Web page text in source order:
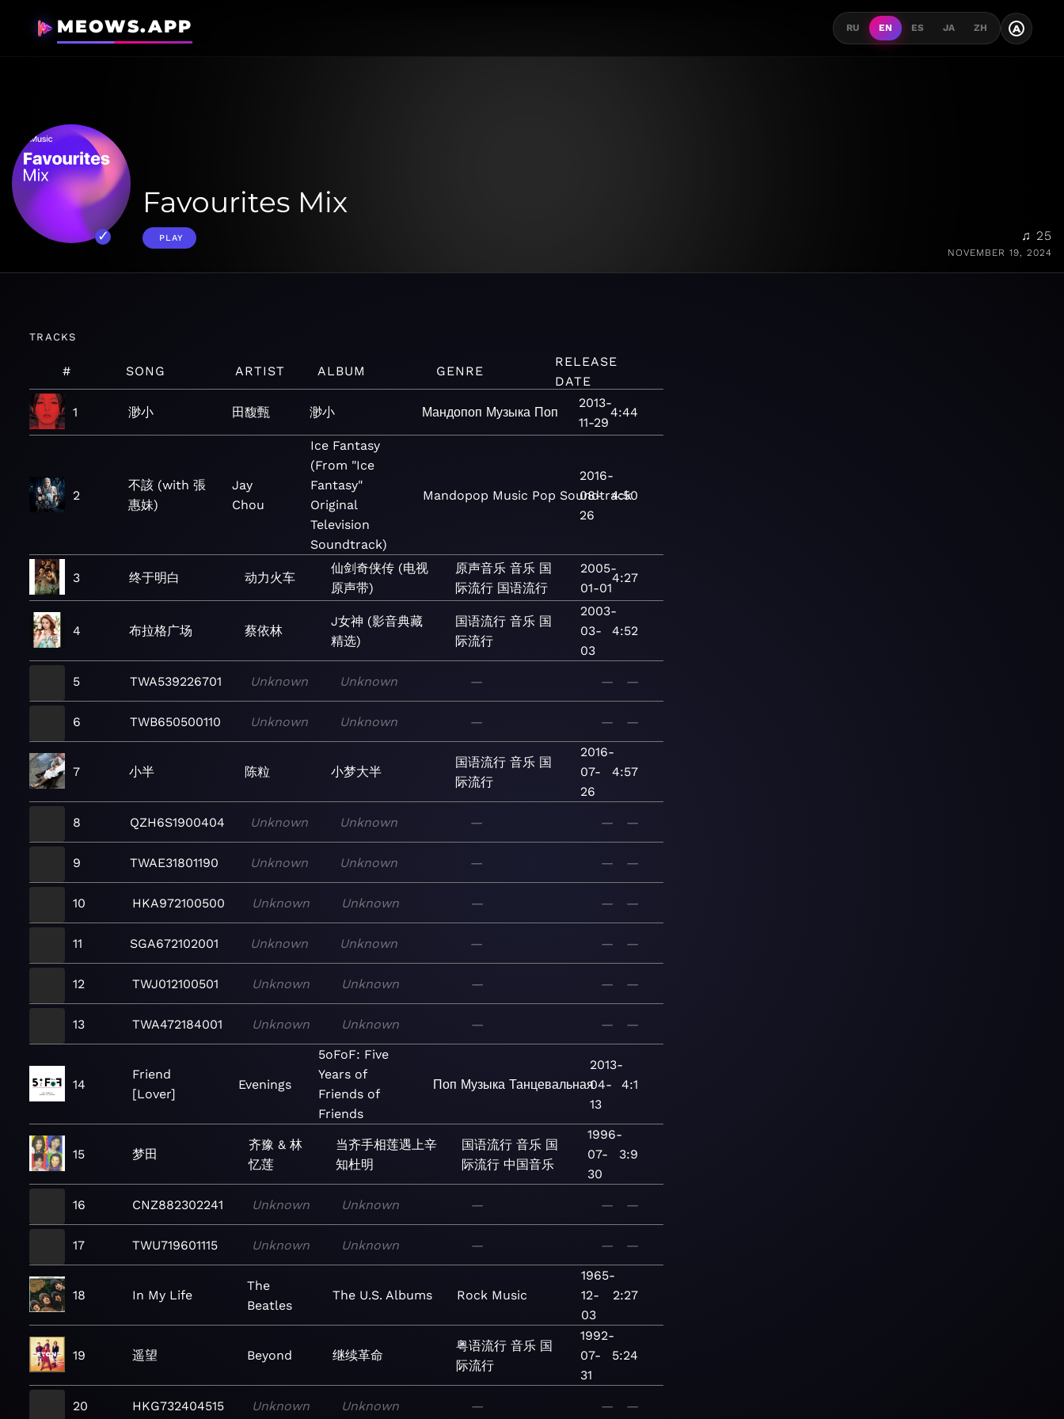
MEOWS.APP RU EN ES JA ZH A
Favourites Mix
PLAY ♫ 25
NOVEMBER 19, 2024
TRACKS
# SONG ARTIST ALBUM GENRE
RELEASE
DATE
1 渺小 田馥甄 渺小 Мандопоп Музыка Поп
2013-
11-29
4:44
2
不該 (with 張
惠妹)
Jay
Chou
Ice Fantasy
(From "Ice
Fantasy"
Original
Television
Soundtrack)
Mandopop Music Pop Soundtrack
2016-
08-
26
4:50
3 终于明白 动力火车
仙剑奇侠传 (电视
原声带)
原声音乐 音乐 国
际流行 国语流行
2005-
01-01
4:27
4 布拉格广场 蔡依林
J女神 (影音典藏
精选)
国语流行 音乐 国
际流行
2003-
03-
03
4:52
5 TWA539226701 Unknown Unknown — — —
6 TWB650500110 Unknown Unknown — — —
7 小半 陈粒 小梦大半
国语流行 音乐 国
际流行
2016-
07-
26
4:57
8 QZH6S1900404 Unknown Unknown — — —
9 TWAE31801190 Unknown Unknown — — —
10 HKA972100500 Unknown Unknown — — —
11 SGA672102001 Unknown Unknown — — —
12 TWJ012100501 Unknown Unknown — — —
13 TWA472184001 Unknown Unknown — — —
14
Friend
[Lover]
Evenings
5oFoF: Five
Years of
Friends of
Friends
Поп Музыка Танцевальная
2013-
04-
13
4:1
15 梦田
齐豫 & 林
忆莲
当齐手相莲遇上辛
知杜明
国语流行 音乐 国
际流行 中国音乐
1996-
07-
30
3:9
16 CNZ882302241 Unknown Unknown — — —
17 TWU719601115 Unknown Unknown — — —
18 In My Life
The
Beatles
The U.S. Albums Rock Music
1965-
12-
03
2:27
19 遥望 Beyond 继续革命
粤语流行 音乐 国
际流行
1992-
07-
31
5:24
20 HKG732404515 Unknown Unknown — — —